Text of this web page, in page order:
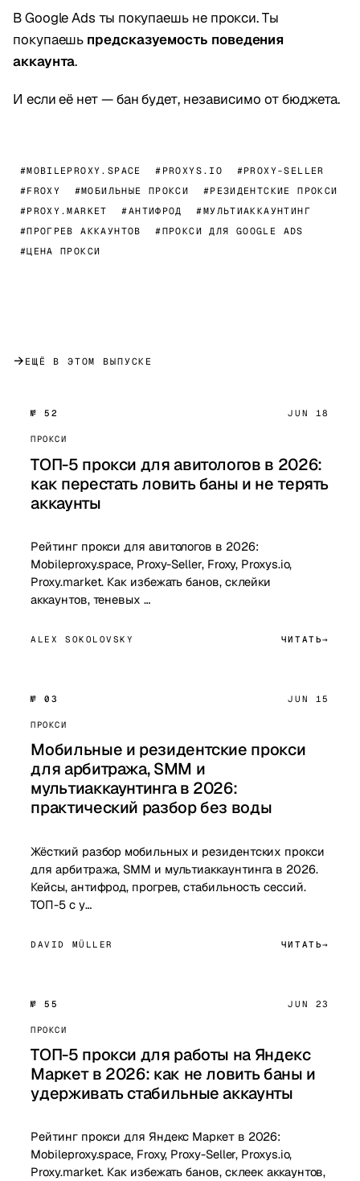
В Google Ads ты покупаешь не прокси. Ты
покупаешь предсказуемость поведения
аккаунта.
И если её нет — бан будет, независимо от бюджета.
#MOBILEPROXY.SPACE #PROXYS.IO
#PROXY-SELLER
#FROXY
#МОБИЛЬНЫЕ ПРОКСИ
#РЕЗИДЕНТСКИЕ ПРОКСИ
#PROXY.MARKET
#АНТИФРОД
#МУЛЬТИАККАУНТИНГ
#ПРОГРЕВ АККАУНТОВ
#ПРОКСИ ДЛЯ GOOGLE ADS
#ЦЕНА ПРОКСИ
→ ЕЩЁ В ЭТОМ ВЫПУСКЕ
№ 52 JUN 18
ПРОКСИ
ТОП-5 прокси для авитологов в 2026:
как перестать ловить баны и не терять
аккаунты
Рейтинг прокси для авитологов в 2026:
Mobileproxy.space, Proxy-Seller, Froxy, Proxys.io,
Proxy.market. Как избежать банов, склейки
аккаунтов, теневых …
ALEX SOKOLOVSKY ЧИТАТЬ
№ 03 JUN 15
ПРОКСИ
Мобильные и резидентские прокси
для арбитража, SMM и
мультиаккаунтинга в 2026:
практический разбор без воды
Жёсткий разбор мобильных и резидентских прокси
для арбитража, SMM и мультиаккаунтинга в 2026.
Кейсы, антифрод, прогрев, стабильность сессий.
ТОП-5 с у…
DAVID MÜLLER ЧИТАТЬ
№ 55 JUN 23
ПРОКСИ
ТОП-5 прокси для работы на Яндекс
Маркет в 2026: как не ловить баны и
удерживать стабильные аккаунты
Рейтинг прокси для Яндекс Маркет в 2026:
Mobileproxy.space, Froxy, Proxy-Seller, Proxys.io,
Proxy.market. Как избежать банов, склеек аккаунтов,